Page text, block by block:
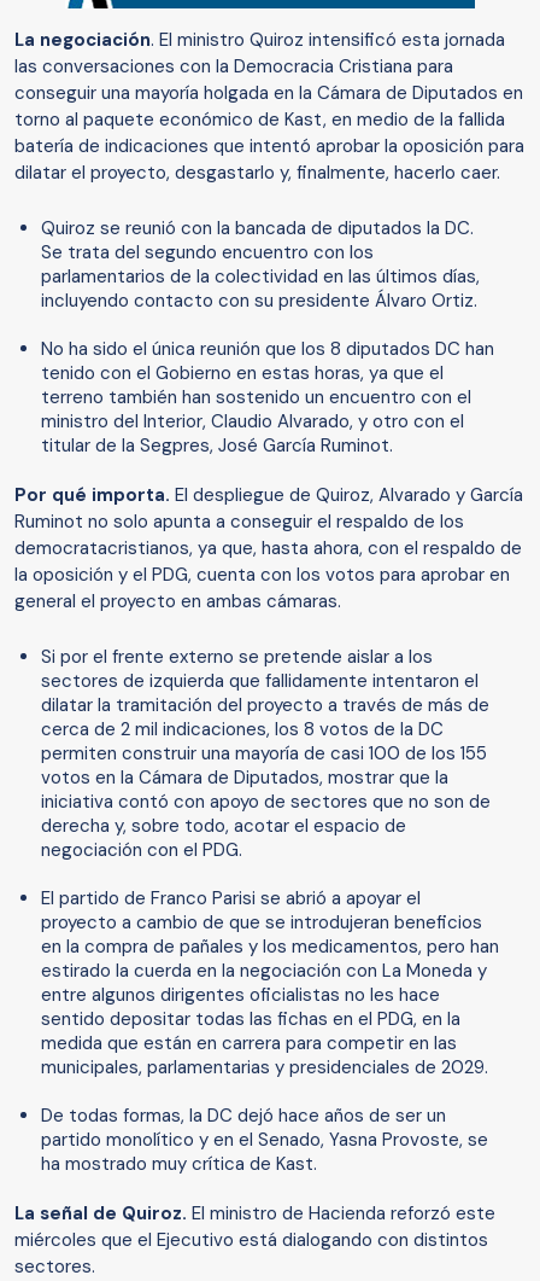
La negociación. El ministro Quiroz intensificó esta jornada
las conversaciones con la Democracia Cristiana para
conseguir una mayoría holgada en la Cámara de Diputados en
torno al paquete económico de Kast, en medio de la fallida
batería de indicaciones que intentó aprobar la oposición para
dilatar el proyecto, desgastarlo y, finalmente, hacerlo caer.
Quiroz se reunió con la bancada de diputados la DC.
Se trata del segundo encuentro con los
parlamentarios de la colectividad en las últimos días,
incluyendo contacto con su presidente Álvaro Ortiz.
No ha sido el única reunión que los 8 diputados DC han
tenido con el Gobierno en estas horas, ya que el
terreno también han sostenido un encuentro con el
ministro del Interior, Claudio Alvarado, y otro con el
titular de la Segpres, José García Ruminot.
Por qué importa. El despliegue de Quiroz, Alvarado y García
Ruminot no solo apunta a conseguir el respaldo de los
democratacristianos, ya que, hasta ahora, con el respaldo de
la oposición y el PDG, cuenta con los votos para aprobar en
general el proyecto en ambas cámaras.
Si por el frente externo se pretende aislar a los
sectores de izquierda que fallidamente intentaron el
dilatar la tramitación del proyecto a través de más de
cerca de 2 mil indicaciones, los 8 votos de la DC
permiten construir una mayoría de casi 100 de los 155
votos en la Cámara de Diputados, mostrar que la
iniciativa contó con apoyo de sectores que no son de
derecha y, sobre todo, acotar el espacio de
negociación con el PDG.
El partido de Franco Parisi se abrió a apoyar el
proyecto a cambio de que se introdujeran beneficios
en la compra de pañales y los medicamentos, pero han
estirado la cuerda en la negociación con La Moneda y
entre algunos dirigentes oficialistas no les hace
sentido depositar todas las fichas en el PDG, en la
medida que están en carrera para competir en las
municipales, parlamentarias y presidenciales de 2029.
De todas formas, la DC dejó hace años de ser un
partido monolítico y en el Senado, Yasna Provoste, se
ha mostrado muy crítica de Kast.
La señal de Quiroz. El ministro de Hacienda reforzó este
miércoles que el Ejecutivo está dialogando con distintos
sectores.